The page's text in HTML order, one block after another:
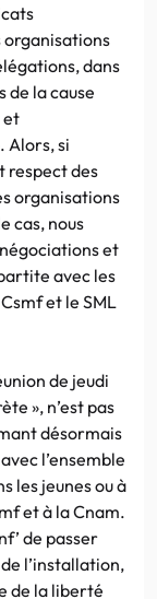
dans
de la cause
et
Alors, si
respect des
organisations
cas, nous
et
avec les
et le SML
de jeudi
», n’est pas
désormais
l’ensemble
les jeunes ou à
et à la Cnam.
de passer
l’installation,
de la liberté